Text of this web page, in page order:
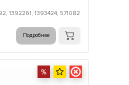
1392261, 1393424, 571082
Подробнее